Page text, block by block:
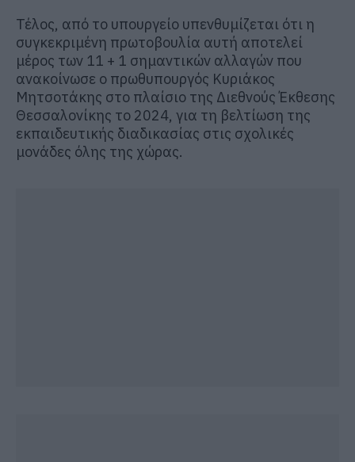
Τέλος, από το υπουργείο υπενθυμίζεται ότι η
συγκεκριμένη πρωτοβουλία αυτή αποτελεί
μέρος των 11 + 1 σημαντικών αλλαγών που
ανακοίνωσε ο πρωθυπουργός Κυριάκος
Μητσοτάκης στο πλαίσιο της Διεθνούς Έκθεσης
Θεσσαλονίκης το 2024, για τη βελτίωση της
εκπαιδευτικής διαδικασίας στις σχολικές
μονάδες όλης της χώρας.